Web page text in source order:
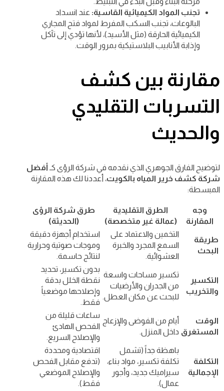
تجنب المواد الكيميائية القاسية: عند انسداد
البالوعات، تجنب السكب المفرط لمواد فتح المجاري
الكيميائية الحارقة (مثل الأسيد)، لأنها تؤدي إلى تآكل
وإذابة الأنابيب البلاستيكية بمرور الوقت.
مقارنة بين كشف
التسربات التقليدي
والحديث
لتوضيح الفارق الجوهري الذي نقدمه في شركة الرؤى كـ أفضل
شركة كشف خرير المياه بالكويت، أعددنا لك هذه المقارنة
المبسطة:
وجه
المقارنة
الطرق التقليدية
(عمالة غير متخصصة)
طرق شركة الرؤى
(الحديثة)
طريقة
البحث
التخمين والاعتماد على
السمع المجرد والخبرة
العشوائية.
استخدام أجهزة دقيقة
وموجات صوتية وحرارية
لنتائج حاسمة.
التكسير
والتخريب
تكسير مساحات واسعة
من الجدران والأرضيات
للبحث عن مكان العطل.
بدون تكسير، تحديد
نقطة الخلل بدقة
وإصلاحها موضعياً
فقط.
الوقت
المستغرق
أيام من الفوضى والإزعاج
داخل المنزل.
ساعات قليلة من
الفحص الهادئ
والإصلاح السريع.
التكلفة
الإجمالية
باهظة جداً (تشمل
تكلفة تكسير، مواد بناء،
سيراميك جديد، وأجور
عمال).
اقتصادية ومحددة
(تدفع مقابل الفحص
والإصلاح الموضعي
فقط).